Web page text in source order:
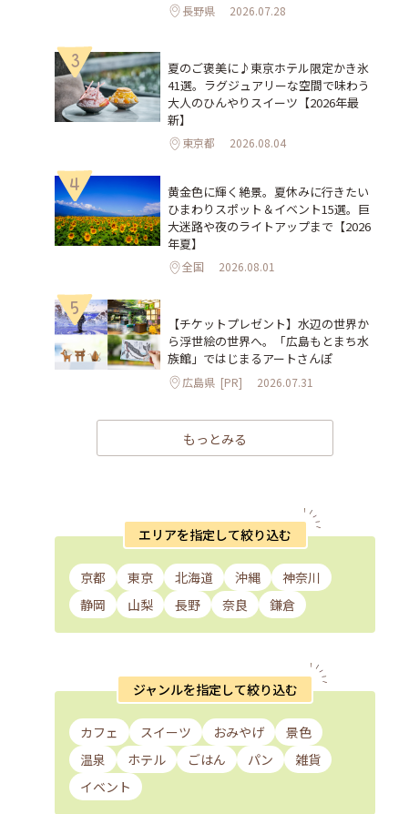
長野県 2026.07.28
3
夏のご褒美に♪東京ホテル限定かき氷
41選。ラグジュアリーな空間で味わう
大人のひんやりスイーツ【2026年最
新】
東京都 2026.08.04
4
黄金色に輝く絶景。夏休みに行きたい
ひまわりスポット＆イベント15選。巨
大迷路や夜のライトアップまで【2026
年夏】
全国 2026.08.01
5
【チケットプレゼント】水辺の世界か
ら浮世絵の世界へ。「広島もとまち水
族館」ではじまるアートさんぽ
広島県 [PR] 2026.07.31
もっとみる
エリアを指定して絞り込む
京都 東京 北海道 沖縄
神奈川
静岡
山梨 長野 奈良 鎌倉
ジャンルを指定して絞り込む
カフェ スイーツ おみやげ
景色
温泉
ホテル ごはん パン
雑貨
イベント